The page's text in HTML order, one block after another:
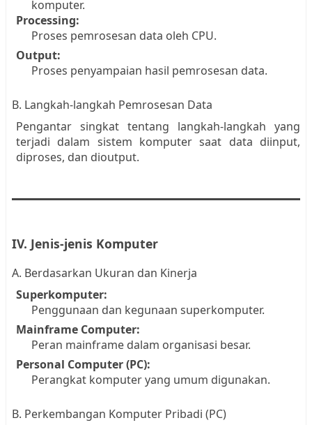
komputer.
Processing:
Proses pemrosesan data oleh CPU.
Output:
Proses penyampaian hasil pemrosesan data.
B. Langkah-langkah Pemrosesan Data
Pengantar singkat tentang langkah-langkah yang
terjadi dalam sistem komputer saat data diinput,
diproses, dan dioutput.
IV. Jenis-jenis Komputer
A. Berdasarkan Ukuran dan Kinerja
Superkomputer:
Penggunaan dan kegunaan superkomputer.
Mainframe Computer:
Peran mainframe dalam organisasi besar.
Personal Computer (PC):
Perangkat komputer yang umum digunakan.
B. Perkembangan Komputer Pribadi (PC)